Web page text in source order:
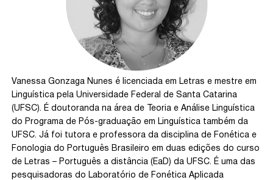
Vanessa Gonzaga Nunes é licenciada em Letras e mestre em
Linguística pela Universidade Federal de Santa Catarina
(UFSC). É doutoranda na área de Teoria e Análise Linguística
do Programa de Pós-graduação em Linguística também da
UFSC. Já foi tutora e professora da disciplina de Fonética e
Fonologia do Português Brasileiro em duas edições do curso
de Letras – Português a distância (EaD) da UFSC. É uma das
pesquisadoras do Laboratório de Fonética Aplicada